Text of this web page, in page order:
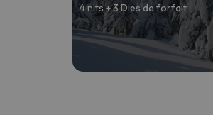
4 nits + 3 Dies de forfait